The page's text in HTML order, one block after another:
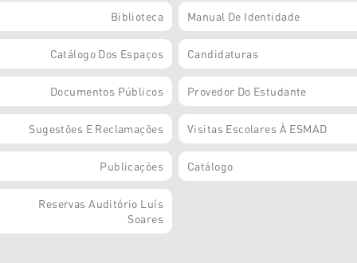
Biblioteca Manual De Identidade
Catálogo Dos Espaços Candidaturas
Documentos Públicos Provedor Do Estudante
Sugestões E Reclamações Visitas Escolares À ESMAD
Publicações Catálogo
Reservas Auditório Luís
Soares